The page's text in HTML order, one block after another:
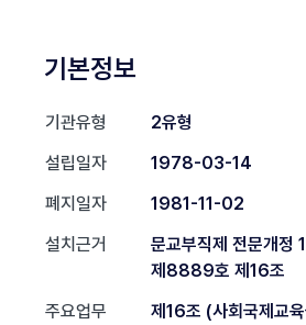
기본정보
기관유형
2유형
설립일자
1978-03-14
폐지일자
1981-11-02
설치근거
문교부직제 전문개
제8889호 제16조
주요업무
제16조 (사회국제교